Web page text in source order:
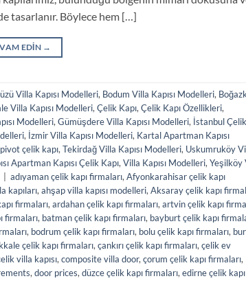
tasarlanır. Böylece hem […]
EDIN →
Villa Kapısı Modelleri, Bodum Villa Kapısı Modelleri,
Villa Kapısı Modelleri, Çelik Kapı, Çelik Kapı Özellikleri,
Modelleri, Gümüşdere Villa Kapısı Modelleri, İstanbul Çelik
, İzmir Villa Kapısı Modelleri, Kartal Apartman Kapısı
pivot çelik kapı, Tekirdağ Villa Kapısı Modelleri, Uskumruköy
Apartman Kapısı Çelik Kapı, Villa Kapısı Modelleri, Yeşilköy
adıyaman çelik kapı firmaları, Afyonkarahisar çelik kapı
kapıları, ahşap villa kapısı modelleri, Aksaray çelik kapı
firmaları, ardahan çelik kapı firmaları, artvin çelik kapı
firmaları, batman çelik kapı firmaları, bayburt çelik kapı
, bodrum çelik kapı firmaları, bolu çelik kapı firmaları,
çelik kapı firmaları, çankırı çelik kapı firmaları, çelik ev
villa kapısı, composite villa door, çorum çelik kapı firmaları,
, door prices, düzce çelik kapı firmaları, edirne çelik kapı